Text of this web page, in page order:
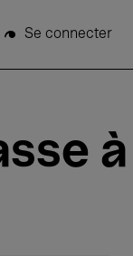
Se connecter
à